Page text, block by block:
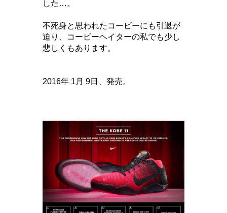
した…。
不死身と思われたコービーにも引退が
迫り、コービーヘイターの私でも少し
悲しくもあります。
2016年 1月 9日、発売。